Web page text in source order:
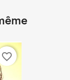
favorite_border